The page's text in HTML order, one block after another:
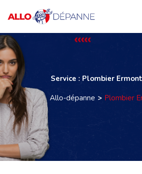
Service : Plombier
Allo-dépanne
Plombier